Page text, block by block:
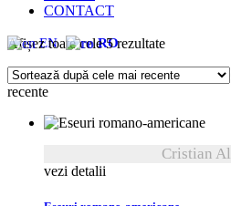
CONTACT
EN RO
Afișez toate cele 5 rezultateSortat
cele
recente
Cristian
vezi detalii